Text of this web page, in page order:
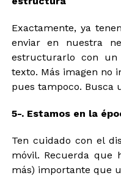
Exactamente, ya
enviar en nuestra
estructurarlo con
texto. Más imagen no
pues tampoco. Busca
5-. Estamos en la
Ten cuidado con el
móvil. Recuerda que
más) importante que